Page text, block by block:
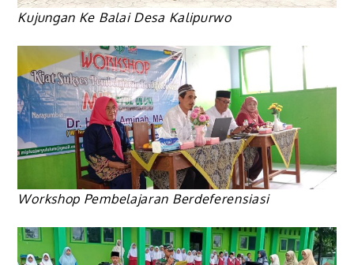
Kujungan Ke Balai Desa Kalipurwo
Workshop Pembelajaran Berdeferensiasi